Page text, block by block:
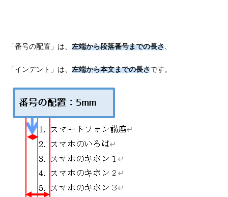
「番号の配置」は、 左端から段落番号までの長さ
「インデント」は、 左端から本文までの長さです。